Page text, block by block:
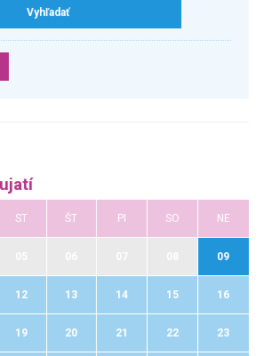
ST ŠT PI SO NE
09
12 13 14 15 16
19 20 21 22 23